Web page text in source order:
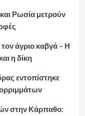
Ρωσία μετρούν
τον άγριο καβγά – Η
η δίκη
εντοπίστηκε
στην Κάρπαθο: